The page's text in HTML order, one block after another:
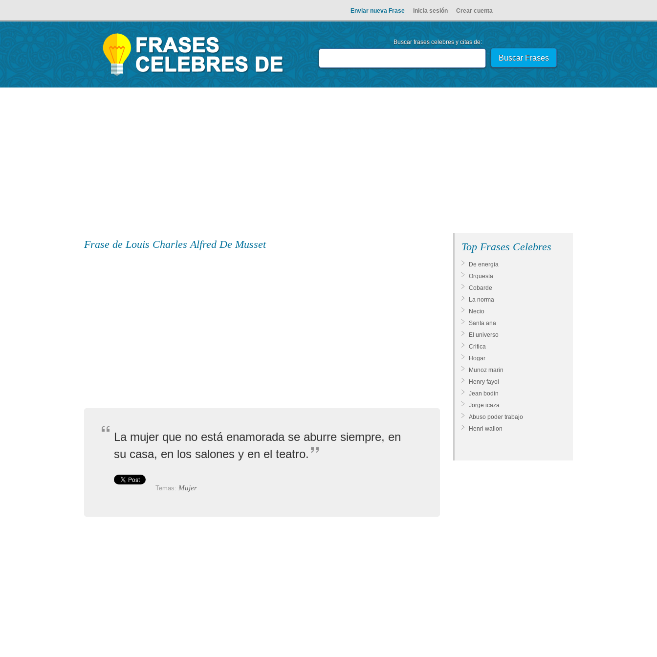
Enviar nueva Frase Inicia sesión Crear cuenta
Buscar frases celebres y citas de:
Frase de Louis Charles Alfred De Musset
La mujer que no está enamorada se aburre siempre, en
su casa, en los salones y en el teatro.
Temas: Mujer
Top Frases Celebres
De energia
Orquesta
Cobarde
La norma
Necio
Santa ana
El universo
Critica
Hogar
Munoz marin
Henry fayol
Jean bodin
Jorge icaza
Abuso poder trabajo
Henri wallon